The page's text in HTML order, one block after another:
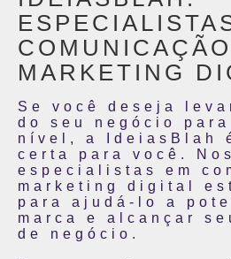
MARKETING
Se você deseja
do seu negócio
nível, a IdeiasBlah
certa para você.
especialistas em
marketing digital
para ajudá-lo a
marca e alcançar
de negócio.